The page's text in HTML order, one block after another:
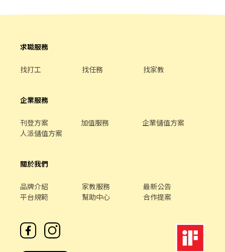
求職服務
找打工 找任務 找家教
企業服務
刊登方案 加值服務
企業儲值方案
人派儲值方案
關於我們
品牌介紹 家教服務
最新公告
平台規範
幫助中心 合作提案